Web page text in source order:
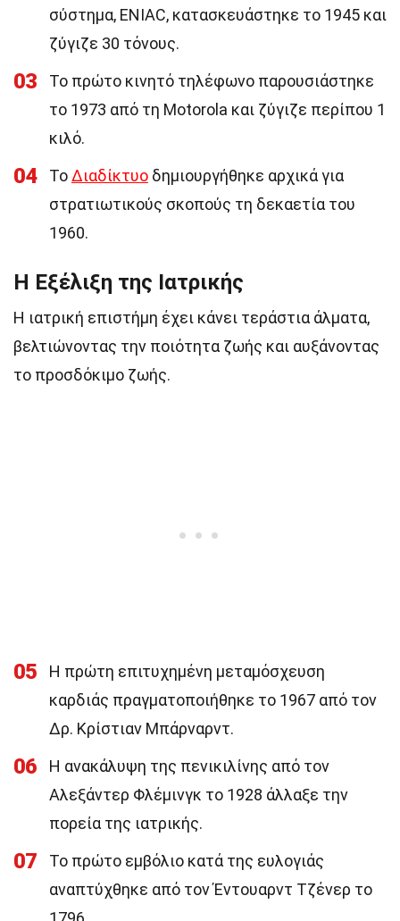
σύστημα, ENIAC, κατασκευάστηκε το 1945 και
ζύγιζε 30 τόνους.
03
Το πρώτο κινητό τηλέφωνο παρουσιάστηκε
το 1973 από τη Motorola και ζύγιζε περίπου 1
κιλό.
04 ΤοΔιαδίκτυο δημιουργήθηκε αρχικά για
στρατιωτικούς σκοπούς τη δεκαετία του
1960.
Η Εξέλιξη της Ιατρικής
Η ιατρική επιστήμη έχει κάνει τεράστια άλματα,
βελτιώνοντας την ποιότητα ζωής και αυξάνοντας
το προσδόκιμο ζωής.
05
Η πρώτη επιτυχημένη μεταμόσχευση
καρδιάς πραγματοποιήθηκε το 1967 από τον
Δρ. Κρίστιαν Μπάρναρντ.
06
Η ανακάλυψη της πενικιλίνης από τον
Αλεξάντερ Φλέμινγκ το 1928 άλλαξε την
πορεία της ιατρικής.
07
Το πρώτο εμβόλιο κατά της ευλογιάς
αναπτύχθηκε από τον Έντουαρντ Τζένερ το